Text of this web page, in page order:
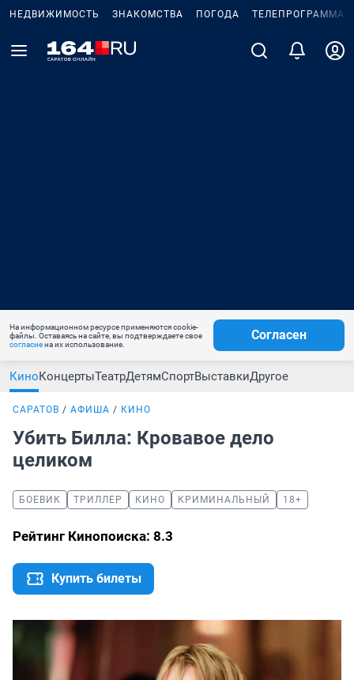
НЕДВИЖИМОСТЬ ЗНАКОМСТВА ПОГОДА ТЕЛЕПРОГРАММА
На информационном ресурсе применяются cookie-
файлы. Оставаясь на сайте, вы подтверждаете свое
согласиена их использование.
Согласен
КиноКонцертыТеатрДетямСпортВыставкиДругое
САРАТОВ АФИША КИНО
Убить Билла: Кровавое дело
целиком
БОЕВИК ТРИЛЛЕР КИНО КРИМИНАЛЬНЫЙ 18+
Рейтинг Кинопоиска: 8.3
Купить билеты